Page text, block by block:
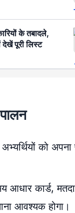
के तबादले,
देखें पूरी लिस्ट
को
कार्ड,
आवश्यक होगा।